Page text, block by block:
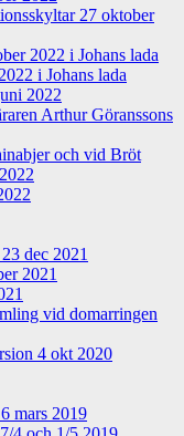
27 oktober
2022 i Johans lada
i Johans lada
2022
Arthur Göranssons
och vid Bröt
dec 2021
2021
vid domarringen
4 okt 2020
mars 2019